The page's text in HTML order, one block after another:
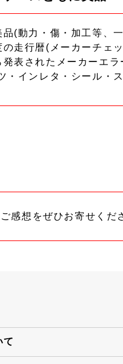
品(動力・傷・加工等、
の走行暦(メーカーチェ
発表されたメーカーエ
・インレタ・シール・
感想をぜひお寄せくだ
て